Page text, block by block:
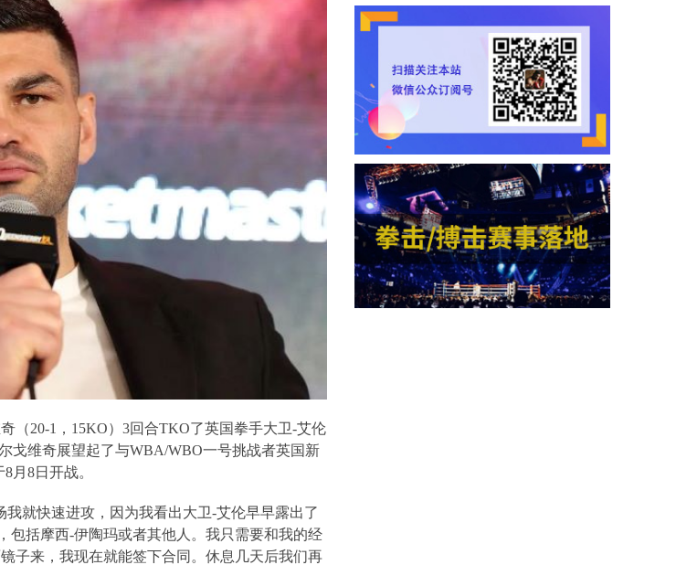
（20-1 ， 15KO） 3回合TKO了英国拳手大卫-艾伦
戈维奇展望起了与WBA/WBO一号挑战者英国新
8月 8日开战。
就快速进攻，因为我看出大卫-艾伦早早露出了
包括摩西-伊陶玛或者其他人。我只需要和我的经
子来，我现在就能签下合同。休息几天后我们再